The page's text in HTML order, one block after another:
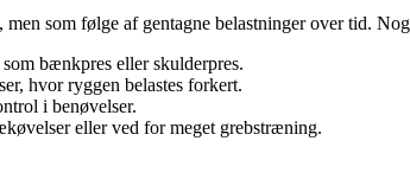
som følge af gentagne belastninger over tid.
bænkpres eller skulderpres.
hvor ryggen belastes forkert.
i benøvelser.
eller ved for meget grebstræning.